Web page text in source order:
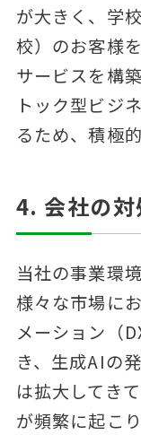
が大きく、学
校）のお客様
サービスを構
トック型ビジ
るため、積極
4. 会社の対
当社の事業環
様々な市場に
メーション（
き、生成AIの
は拡大してき
が頻繁に起こ